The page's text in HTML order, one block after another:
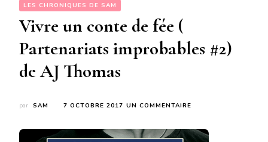
LES CHRONIQUES DE SAM
Vivre un conte de fée (
Partenariats improbables #2)
de AJ Thomas
par SAM 7 OCTOBRE 2017 UN COMMENTAIRE
CONTE